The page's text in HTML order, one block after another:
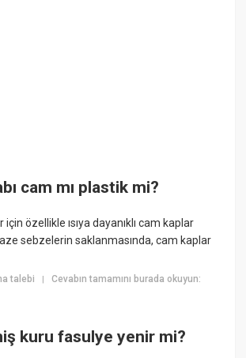
cam mı plastik mi?
özellikle ısıya dayanıklı cam kaplar
sebzelerin saklanmasında, cam kaplar
talebi |Cevabın tamamını burada okuyun:
kuru fasulye yenir mi?